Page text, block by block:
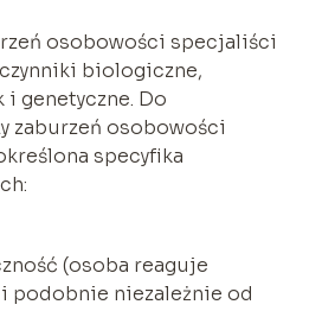
osobowości specjaliści
biologiczne,
i genetyczne. Do
zaburzeń osobowości
specyfika
(osoba reaguje
podobnie niezależnie od